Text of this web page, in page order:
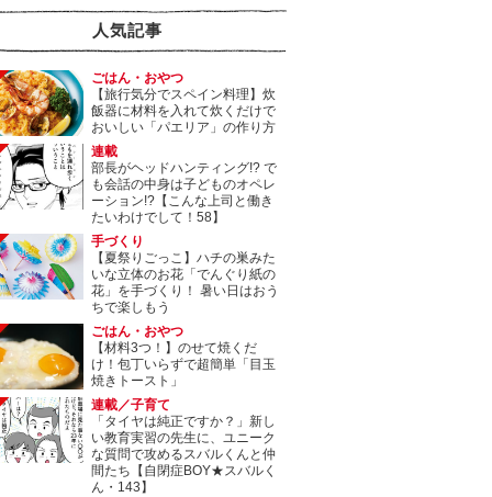
人気記事
ごはん・おやつ
【旅行気分でスペイン料理】炊
飯器に材料を入れて炊くだけで
おいしい「パエリア」の作り方
連載
部長がヘッドハンティング!? で
も会話の中身は子どものオペレ
ーション!?【こんな上司と働き
たいわけでして！58】
手づくり
【夏祭りごっこ】ハチの巣みた
いな立体のお花「でんぐり紙の
花」を手づくり！ 暑い日はおう
ちで楽しもう
ごはん・おやつ
【材料3つ！】のせて焼くだ
け！包丁いらずで超簡単「目玉
焼きトースト」
連載／子育て
「タイヤは純正ですか？」新し
い教育実習の先生に、ユニーク
な質問で攻めるスバルくんと仲
間たち【自閉症BOY★スバルく
ん・143】